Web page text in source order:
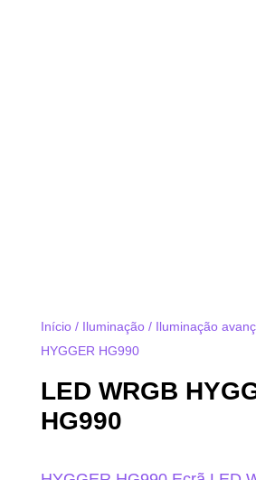
Início/ Iluminação/ Iluminação
HYGGER HG990
LED WRGB
HG990